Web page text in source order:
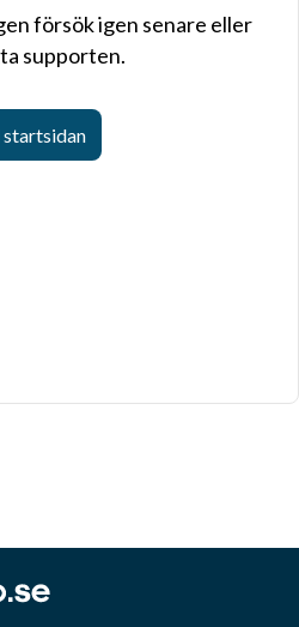
försök igen senare eller
supporten.